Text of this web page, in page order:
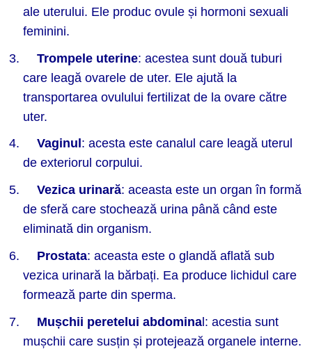
ale uterului. Ele produc ovule și hormoni sexuali
feminini.
Trompele uterine: acestea sunt două tuburi
care leagă ovarele de uter. Ele ajută la
transportarea ovulului fertilizat de la ovare către
uter.
Vaginul : acesta este canalul care leagă uterul
de exteriorul corpului.
Vezica urinară: aceasta este un organ în formă
de sferă care stochează urina până când este
eliminată din organism.
Prostata: aceasta este o glandă aflată sub
vezica urinară la bărbați. Ea produce lichidul care
formează parte din sperma.
Mușchii peretelui abdominal: acestia sunt
mușchii care susțin și protejează organele interne.